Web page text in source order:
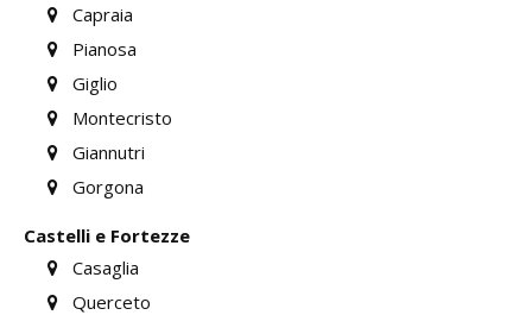
Capraia
Pianosa
Giglio
Montecristo
Giannutri
Gorgona
Castelli e Fortezze
Casaglia
Querceto